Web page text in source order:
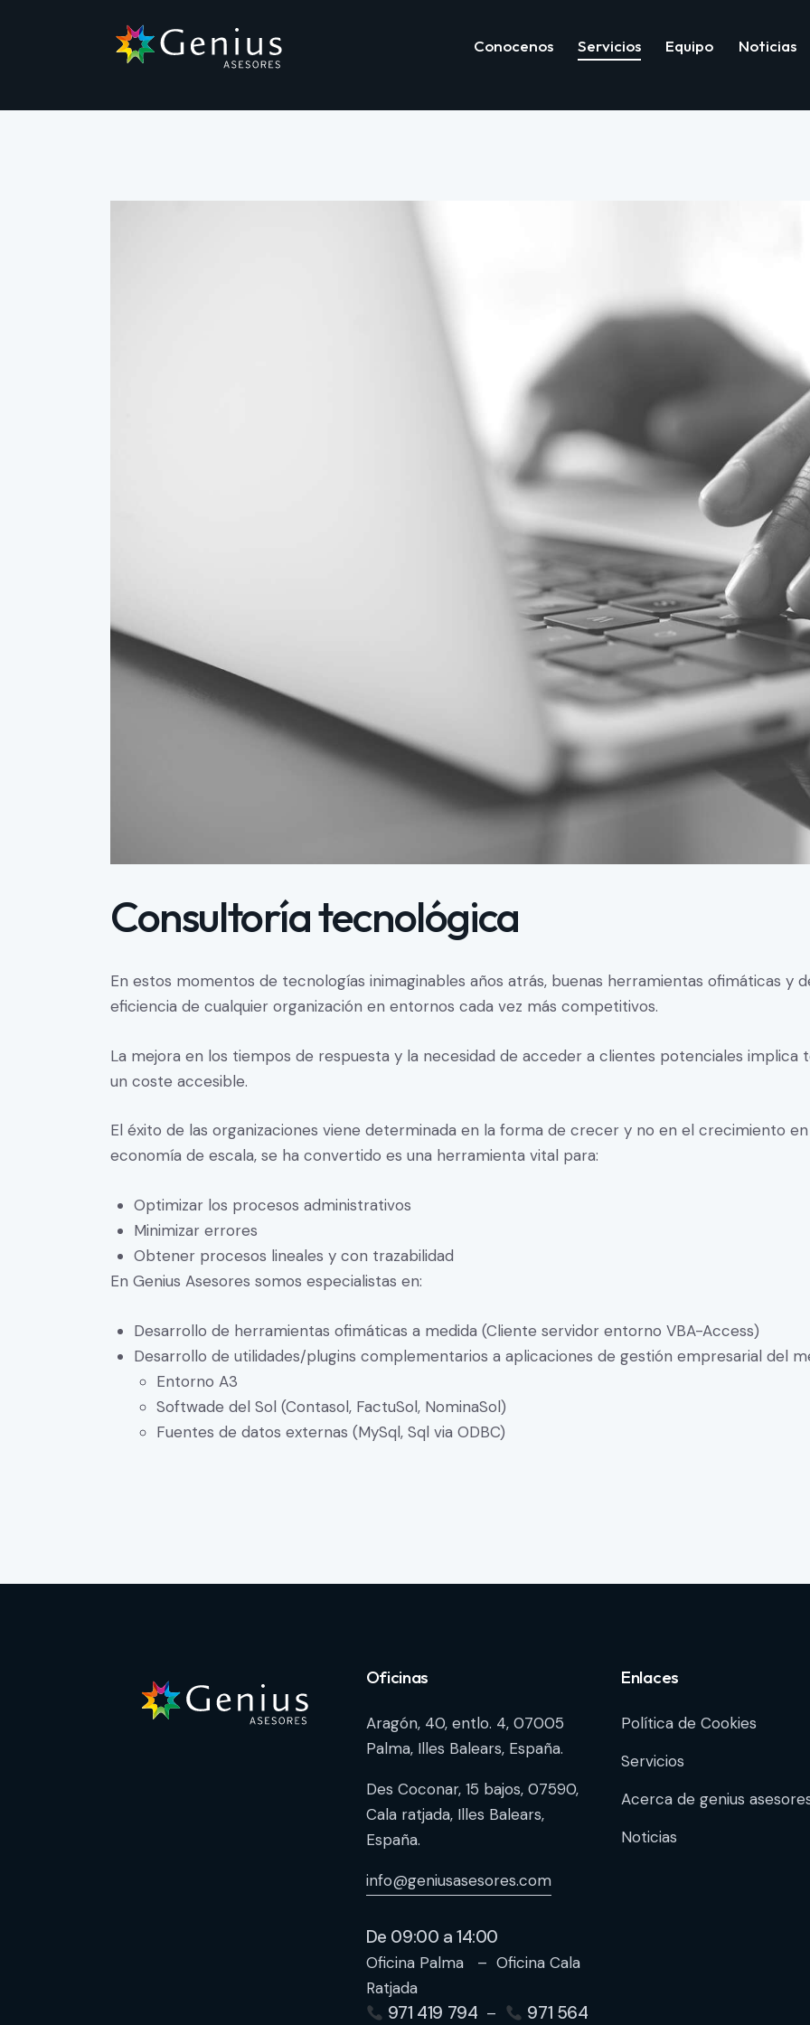
Conocenos Servicios Equipo Noticias
Consultoría tecnológica
En estos momentos de tecnologías inimaginables años atrás, buenas herramientas ofimáticas y
eficiencia de cualquier organización en entornos cada vez más competitivos.
La mejora en los tiempos de respuesta y la necesidad de acceder a clientes potenciales implica
un coste accesible.
El éxito de las organizaciones viene determinada en la forma de crecer y no en el crecimiento en
economía de escala, se ha convertido es una herramienta vital para:
Optimizar los procesos administrativos
Minimizar errores
Obtener procesos lineales y con trazabilidad
En Genius Asesores somos especialistas en:
Desarrollo de herramientas ofimáticas a medida (Cliente servidor entorno VBA-Access)
Desarrollo de utilidades/plugins complementarios a aplicaciones de gestión empresarial del
Entorno A3
Softwade del Sol (Contasol, FactuSol, NominaSol)
Fuentes de datos externas (MySql, Sql via ODBC)
Oficinas
Aragón, 40, entlo. 4, 07005
Palma, Illes Balears, España.
Des Coconar, 15 bajos, 07590,
Cala ratjada, Illes Balears,
España.
info@geniusasesores.com
De 09:00 a 14:00
Oficina Palma – Oficina Cala
Ratjada
971 419 794 – 971 564
Enlaces
Política de Cookies
Servicios
Acerca de genius
Noticias